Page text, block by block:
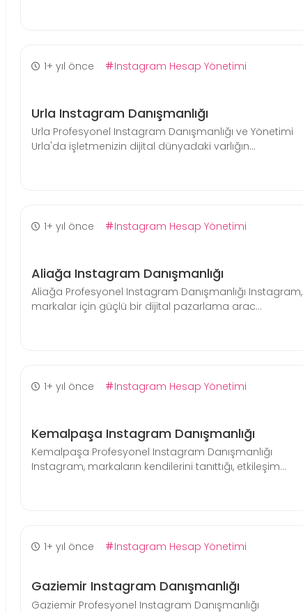
1+ yıl önce Instagram Hesap Yönetimi
Urla Instagram Danışmanlığı
Urla Profesyonel Instagram Danışmanlığı ve Yönetimi
Urla'da işletmenizin dijital dünyadaki varlığın...
1+ yıl önce Instagram Hesap Yönetimi
Aliağa Instagram Danışmanlığı
Aliağa Profesyonel Instagram Danışmanlığı Instagram,
markalar için güçlü bir dijital pazarlama arac...
1+ yıl önce Instagram Hesap Yönetimi
Kemalpaşa Instagram Danışmanlığı
Kemalpaşa Profesyonel Instagram Danışmanlığı
Instagram, markaların kendilerini tanıttığı, etkileşim...
1+ yıl önce Instagram Hesap Yönetimi
Gaziemir Instagram Danışmanlığı
Gaziemir Profesyonel Instagram Danışmanlığı